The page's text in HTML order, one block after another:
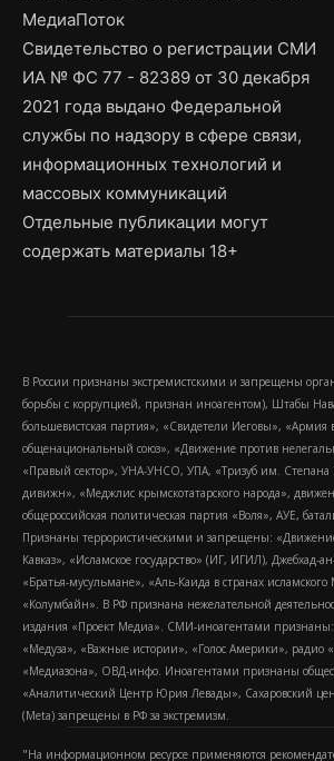
МедиаПоток
Свидетельство о регистрации СМИ
ИА № ФС 77 - 82389 от 30 декабря
2021 года выдано Федеральной
службы по надзору в сфере связи,
информационных технологий и
массовых коммуникаций
Отдельные публикации могут
содержать материалы 18+
В России признаны экстремистскими и запрещены
борьбы с коррупцией, признан иноагентом), Штабы
большевистская партия», «Свидетели Иеговы», «Армия
общенациональный союз», «Движение против
«Правый сектор», УНА-УНСО, УПА, «Тризуб им.
дивижн», «Меджлис крымскотатарского народа»,
общероссийская политическая партия «Воля», АУЕ,
Признаны террористическими и запрещены:
Кавказ», «Исламское государство» (ИГ, ИГИЛ), Джебхад-
«Братья-мусульмане», «Аль-Каида в странах
«Колумбайн». В РФ признана нежелательной
издания «Проект Медиа». СМИ-иноагентами признаны:
«Медуза», «Важные истории», «Голос Америки», радио
«Медиазона», ОВД-инфо. Иноагентами признаны
«Аналитический Центр Юрия Левады», Сахаровский
(Metа) запрещены в РФ за экстремизм.
"На информационном ресурсе применяются